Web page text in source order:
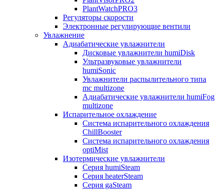
PlantWatchPRO3
Регуляторы скорости
Электронные регулирующие вентили
Увлажнение
Адиабатические увлажнители
Дисковые увлажнители humiDisk
Ультразвуковые увлажнители
humiSonic
Увлажнители распылительного типа
mc multizone
Адиабатические увлажнители humiFog
multizone
Испарительное охлаждение
Система испарительного охлаждения
ChillBooster
Система испарительного охлаждения
optiMist
Изотермические увлажнители
Серия humiSteam
Серия heaterSteam
Серия gaSteam